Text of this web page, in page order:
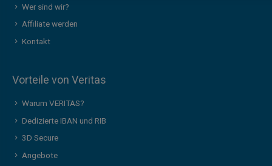
Wer sind wir?
Affiliate werden
Kontakt
Vorteile von Veritas
Warum VERITAS?
Dedizierte IBAN und RIB
3D Secure
Angebote